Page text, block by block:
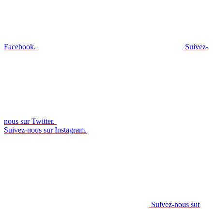
Facebook. Suivez-
nous sur Twitter.
Suivez-nous sur Instagram.
Suivez-nous sur